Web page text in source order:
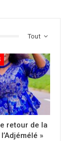
Tout
retour de la
»